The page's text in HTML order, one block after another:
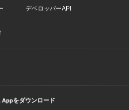
デベロッパーAPI
Appをダウンロード